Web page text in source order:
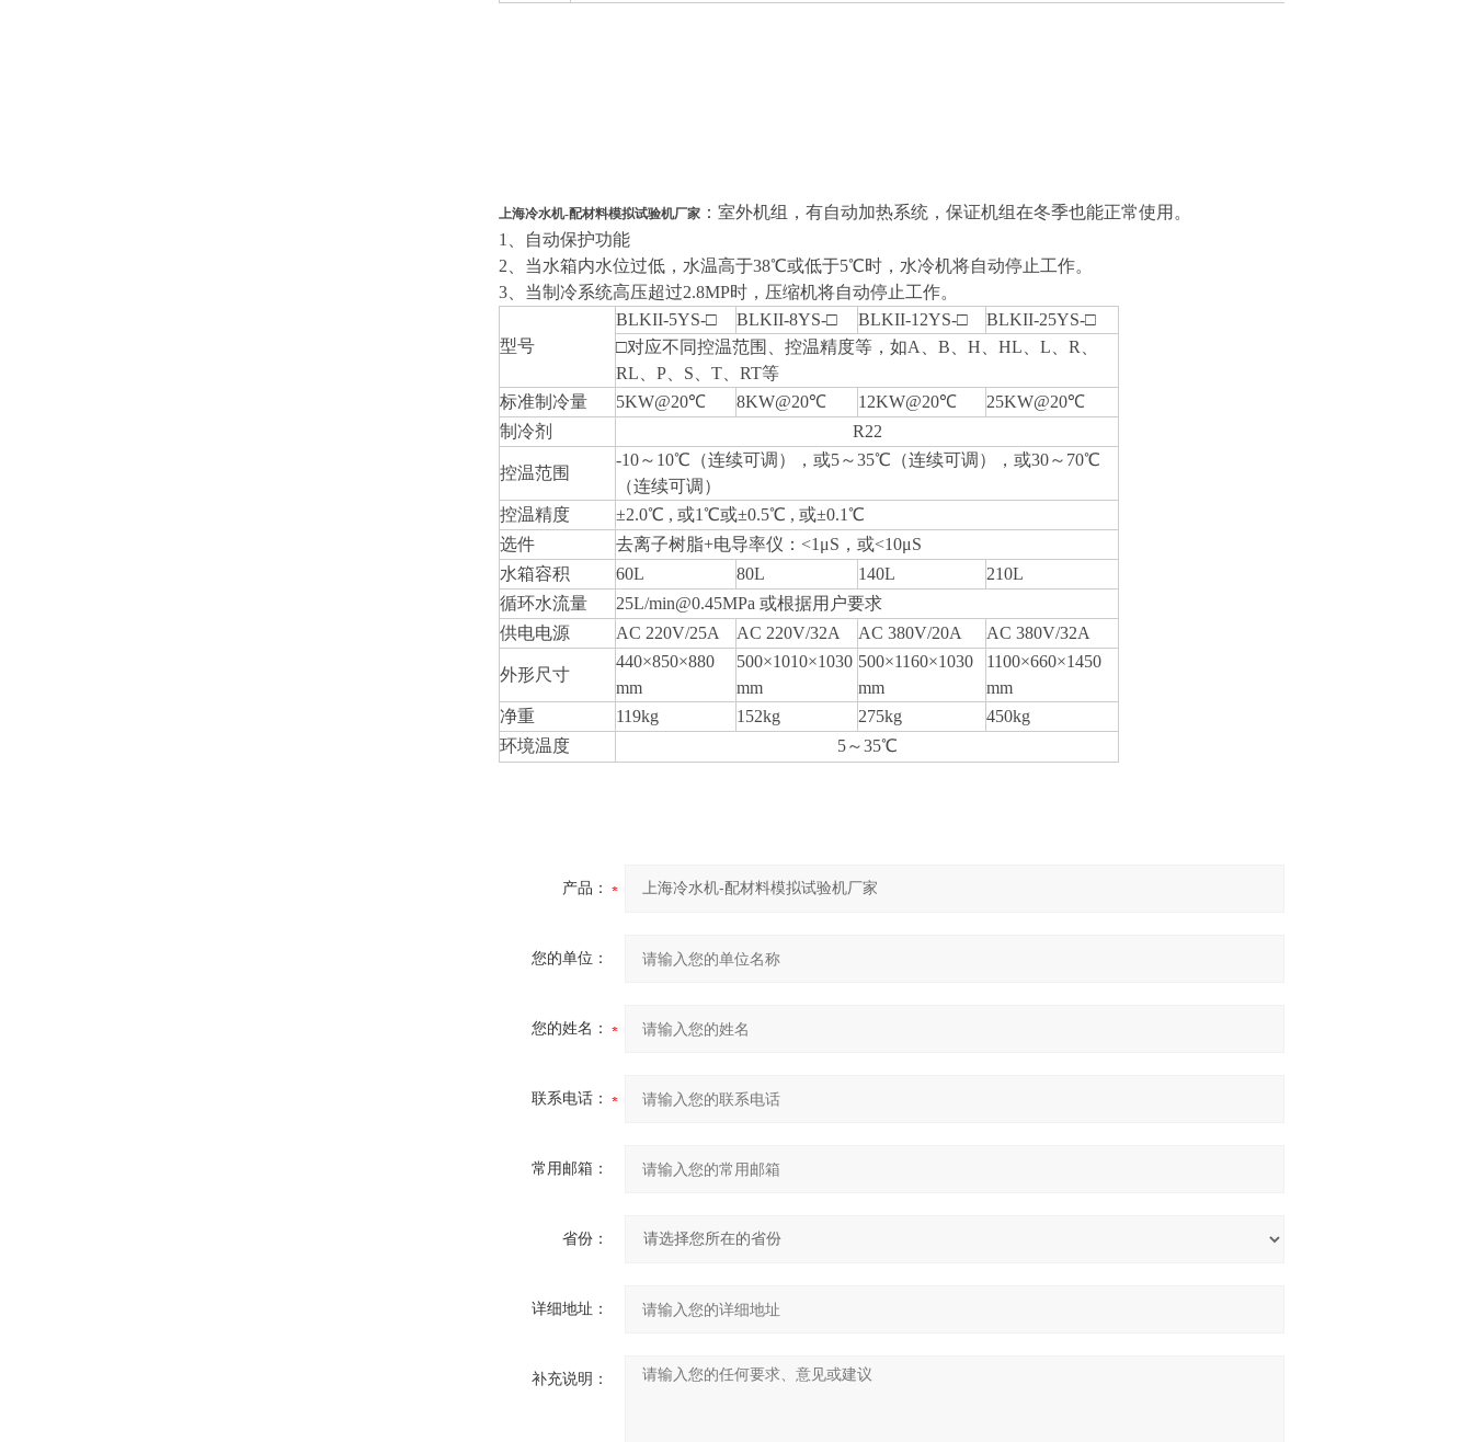
上海冷水机-配材料模拟试验机厂家 ：室外机组，有自动加热系统，保证机组在冬季也能正常使用。
1、自动保护功能
2、当水箱内水位过低，水温高于38℃或低于5℃时，水冷机将自动停止工作。
3、当制冷系统高压超过2.8MP时，压缩机将自动停止工作。
型号
BLKII-5YS-□ BLKII-8YS-□ BLKII-12YS-□
BLKII-25YS-□
□对应不同控温范围、控温精度等，如A、B、H、HL、L、R、
RL、P、S、T、RT等
标准制冷量
5KW@20℃ 8KW@20℃ 12KW@20℃
25KW@20℃
制冷剂
R22
控温范围
-10～10℃（连续可调），或5～35℃（连续可调），或30～70℃
（连续可调）
控温精度
±2.0℃ , 或1℃或±0.5℃ , 或±0.1℃
选件
去离子树脂+电导率仪：<1μS，或<10μS
水箱容积
60L 80L 140L
210L
循环水流量
25L/min@0.45MPa 或根据用户要求
供电电源
AC 220V/25A AC 220V/32A AC 380V/20A AC 380V/32A
外形尺寸
440×850×880
mm
500×1010×1030
mm
500×1160×1030
mm
1100×660×1450
mm
净重
119kg 152kg 275kg
450kg
环境温度
5～35℃
产品：
您的单位：
您的姓名：
联系电话：
常用邮箱：
省份：
详细地址：
补充说明：